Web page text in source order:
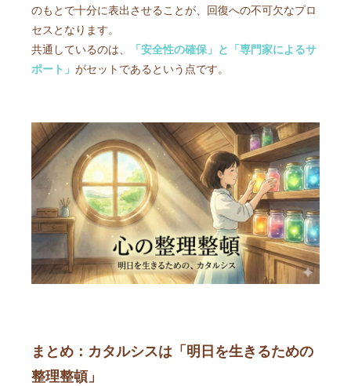
のもとで十分に表出させることが、回復への不可欠なプロ
セスとなります。
共通しているのは、
「安全性の確保」と「専門家によるサ
ポート」 がセットであるという点です。
まとめ：カタルシスは「明日を生きるための
整理整頓」